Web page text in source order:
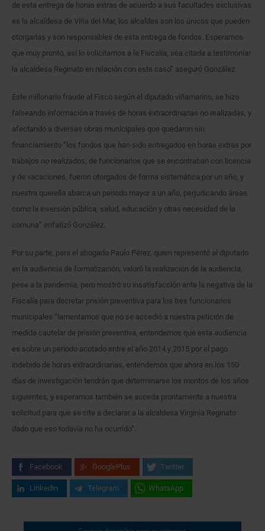
de esta entrega de horas extras de acuerdo a sus facultades exclusivas
es la alcaldesa de Viña del Mar, los alcaldes son los únicos que pueden
otorgarlas y son responsables de esta entrega de fondos. Esperamos
que muy pronto, así lo solicitamos a la Fiscalía, sea citada a testimoniar
la alcaldesa Reginato en relación con este caso” aseguró González.
Este millonario fraude al Fisco según el diputado viñamarino, se hizo
falseando información a través de horas extraordinarias no realizadas, y
afectando a diversas obras municipales que quedaron sin
financiamiento “los fondos que han sido entregados en horas extras por
trabajos no realizados, de funcionarios que se encontraban con licencia
y de vacaciones, fueron otorgados de forma sistemática por un año, y
nuestra querella abarca un periodo mayor a un año, perjudicando áreas
como la inversión pública, salud, educación y otras necesidad de la
comuna” enfatizó González.
Por su parte, para el abogado Paulo Pérez, quien representó al diputado
en la audiencia de formalización, valoró la realización de la audiencia,
pese a la pandemia, pero mostró su insatisfacción ante la negativa de la
Fiscalía para decretar prisión preventiva para los tres funcionarios
municipales “lamentamos que no se accedió a nuestra petición de
medida cautelar de prisión preventiva, entendemos que esta audiencia
es sobre un periodo acotado entre el año 2014 y 2015 por el pago
indebido de horas extraordinarias, entendemos que ahora en los 150
días de investigación tendrán que determinarse los montos de los años
siguientes, y esperamos también se acceda prontamente a nuestra
solicitud para que se cite a declarar a la alcaldesa Virginia Reginato
dado que eso todavía no ha ocurrido”.
Facebook GooglePlus Twitter
Linkedin Telegram WhatsApp